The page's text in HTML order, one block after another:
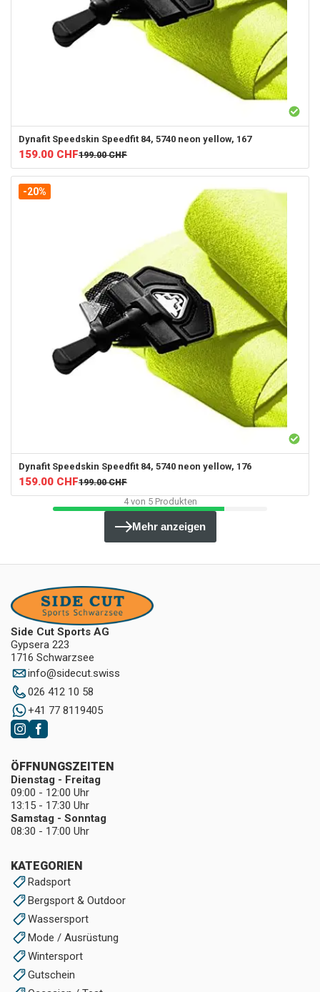
Dynafit Speedskin Speedfit 84, 5740 neon yellow, 167
159.00 CHF199.00 CHF
-20%
Dynafit Speedskin Speedfit 84, 5740 neon yellow, 176
159.00 CHF199.00 CHF
4von 5Produkten
Mehr anzeigen
Side Cut Sports AG
Gypsera 223
1716 Schwarzsee
info@sidecut.swiss
026 412 10 58
+41 77 8119405
KATEGORIEN
Radsport
Bergsport & Outdoor
Wassersport
Mode / Ausrüstung
Wintersport
Gutschein
ÖFFNUNGSZEITEN
Dienstag - Freitag
09:00 - 12:00 Uhr
13:15 - 17:30 Uhr
Samstag - Sonntag
08:30 - 17:00 Uhr